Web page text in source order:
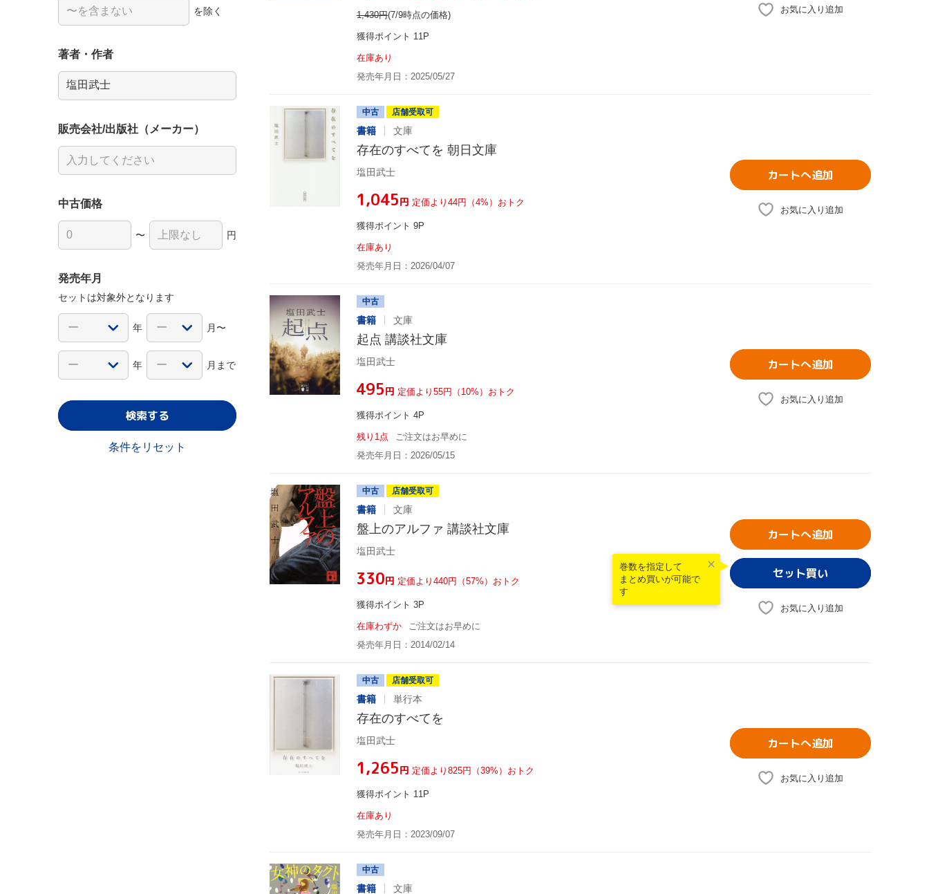
1,430円(7/9時点の価格)
獲得ポイント 11P
在庫あり
発売年月日：2025/05/27
お気に入り追加
中古 店舗受取可
書籍 文庫
存在のすべてを 朝日文庫
塩田武士
¥1,045円 定価より44円（4%）おトク
獲得ポイント 9P
在庫あり
発売年月日：2026/04/07
カートへ追加
お気に入り追加
中古
書籍 文庫
起点 講談社文庫
塩田武士
¥495円 定価より55円（10%）おトク
獲得ポイント 4P
残り1点
ご注文はお早めに
発売年月日：2026/05/15
カートへ追加
お気に入り追加
中古 店舗受取可
書籍 文庫
盤上のアルファ 講談社文庫
塩田武士
¥330円 定価より440円（57%）おトク
獲得ポイント 3P
在庫わずか
ご注文はお早めに
発売年月日：2014/02/14
カートへ追加
巻数を指定して
まとめ買いが可能で
す
お気に入り追加
中古 店舗受取可
書籍 単行本
存在のすべてを
塩田武士
¥1,265円 定価より825円（39%）おトク
獲得ポイント 11P
在庫あり
発売年月日：2023/09/07
カートへ追加
お気に入り追加
中古
書籍 文庫
を除く
著者・作者
販売会社/出版社（メーカー）
中古価格
〜 円
発売年月
セットは対象外となります
年 月〜
年 月まで
検索する
条件をリセット